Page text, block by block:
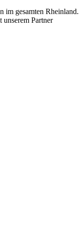
im gesamten Rheinland.
Partner